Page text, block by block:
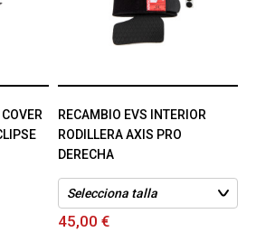
RECAMBIO EVS INTERIOR
RODILLERA AXIS PRO
DERECHA
45,00 €